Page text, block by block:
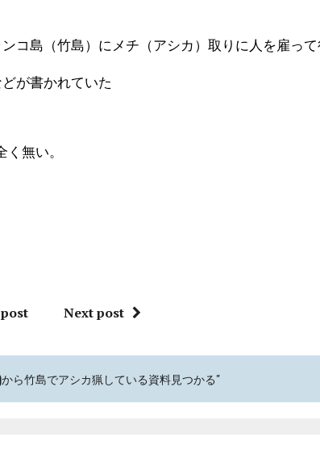
コ島（竹島）にメチ（アシカ）取りに人を雇って
が書かれていた
無い。
Next post
ら竹島でアシカ猟している資料見つかる"